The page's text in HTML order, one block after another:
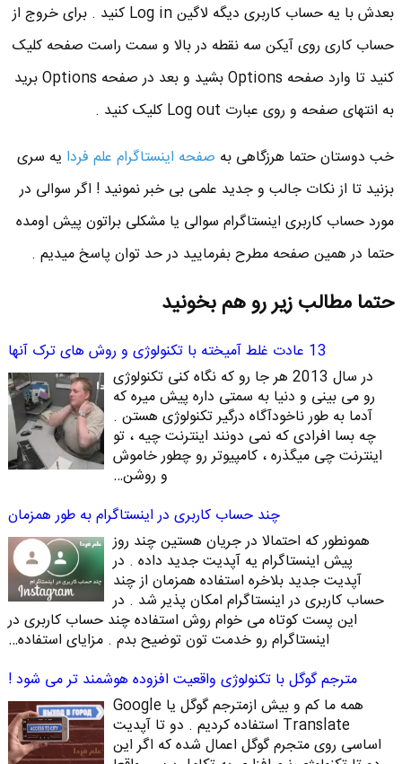
بعدش با یه حساب کاربری دیگه لاگین Log in کنید . برای خروج از
حساب کاری روی آیکن سه نقطه در بالا و سمت راست صفحه کلیک
کنید تا وارد صفحه Options بشید و بعد در صفحه Options برید
به انتهای صفحه و روی عبارت Log out کلیک کنید .
خب دوستان حتما هرزگاهی به صفحه اینستاگرام علم فردا یه سری
بزنید تا از نکات جالب و جدید علمی بی خبر نمونید ! اگر سوالی در
مورد حساب کاربری اینستاگرام سوالی یا مشکلی براتون پیش اومده
حتما در همین صفحه مطرح بفرمایید در حد توان پاسخ میدیم .
حتما مطالب زیر رو هم بخونید
13 عادت غلط آمیخته با تکنولوژی و روش های ترک آنها
در سال 2013 هر جا رو که نگاه کنی تکنولوژی
رو می بینی و دنیا به سمتی داره پیش میره که
آدما به طور ناخودآگاه درگیر تکنولوژی هستن .
چه بسا افرادی که نمی دونند اینترنت چیه ، تو
اینترنت چی میگذره ، کامپیوتر رو چطور خاموش
و روشن…
چند حساب کاربری در اینستاگرام به طور همزمان
همونطور که احتمالا در جریان هستین چند روز
پیش اینستاگرام یه آپدیت جدید داده . در
آپدیت جدید بلاخره استفاده همزمان از چند
حساب کاربری در اینستاگرام امکان پذیر شد . در
این پست کوتاه می خوام روش استفاده چند حساب کاربری در
اینستاگرام رو خدمت تون توضیح بدم . مزایای استفاده…
مترجم گوگل با تکنولوژی واقعیت افزوده هوشمند تر می شود !
همه ما کم و بیش ازمترجم گوگل یا Google
Translate استفاده کردیم . دو تا آپدیت
اساسی روی متجرم گوگل اعمال شده که اگر این